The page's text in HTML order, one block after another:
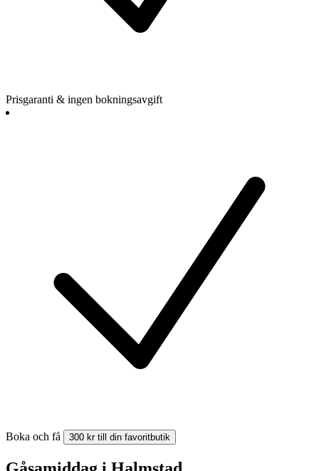
Prisgaranti & ingen bokningsavgift
Boka och få 300 kr till din favoritbutik